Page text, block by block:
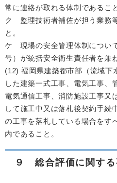
常に連絡が取れる体制であるこ
ク 監理技術者補佐が担う業務
と。
ケ 現場の安全管理体制につい
号）が統括安全衛生責任者を兼
(12) 福岡県建築都市部（流域下
した建築一式工事、電気工事、
電気通信工事、消防施設工事又
して施工中又は落札後契約手続
の工事を落札している場合をす
内であること。
９ 総合評価に関する